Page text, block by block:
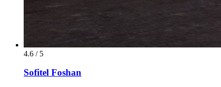
4.6 / 5
Sofitel Foshan